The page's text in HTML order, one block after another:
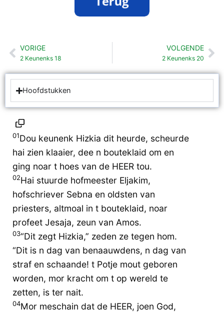
Vorige
VORIGE
2 Keunenks 18
VOLGENDE
2 Keunenks 20
Hoofdstukken
01Dou keunenk Hizkia dit heurde, scheurde
hai zien klaaier, dee n bouteklaid om en
ging noar t hoes van de HEER tou.
02Hai stuurde hofmeester Eljakim,
hofschriever Sebna en oldsten van
priesters, altmoal in t bouteklaid, noar
profeet Jesaja, zeun van Amos.
03“Dit zegt Hizkia,” zeden ze tegen hom.
“Dit is n dag van benaauwdens, n dag van
straf en schaande! t Potje mout geboren
worden, mor kracht om t op wereld te
zetten, is ter nait.
04Mor meschain dat de HEER, joen God,